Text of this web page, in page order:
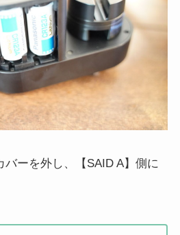
バーを外し、【SAID A】側に